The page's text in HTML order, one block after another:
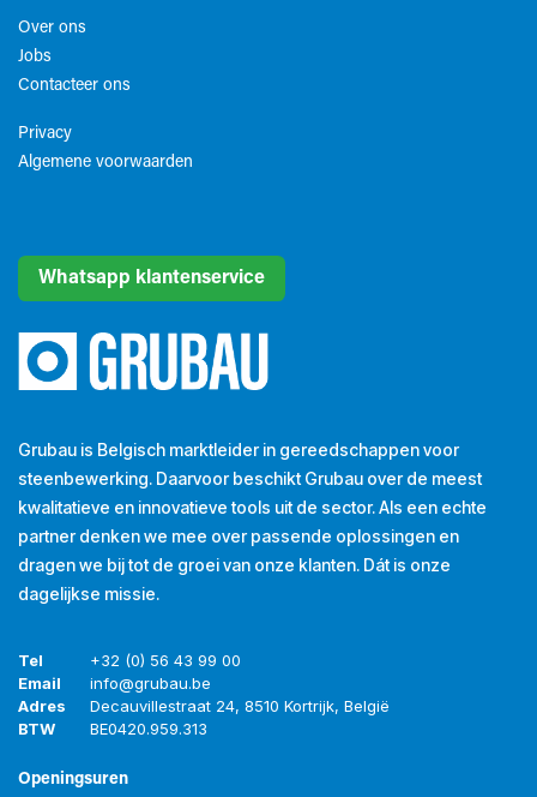
Over ons
Jobs
Contacteer ons
Privacy
Algemene voorwaarden​
Whatsapp klantenservice
Grubau is Belgisch marktleider in gereedschappen voor
steenbewerking. Daarvoor beschikt Grubau over de meest
kwalitatieve en innovatieve tools uit de sector. Als een echte
partner denken we mee over passende oplossingen en
dragen we bij tot de groei van onze klanten. Dát is onze
dagelijkse missie.
Tel
+32 (0) 56 43 99 00
Email
info@grubau.be
Adres
Decauvillestraat 24, 8510 Kortrijk, België
BTW
BE0420.959.313
Openingsuren